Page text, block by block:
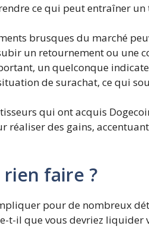
ce qui peut entraîner un
brusques du marché
un retournement ou une
un quelconque
de surachat, ce qui
qui ont acquis
réaliser des gains,
faire ?
pour de nombreux
t-il que vous devriez liquider